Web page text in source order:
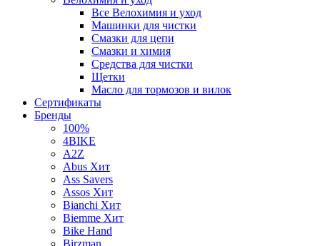
Все Велохимия и уход
Машинки для чистки
Смазки для цепи
Смазки и химия
Средства для чистки
Щетки
Масло для тормозов и вилок
Сертификаты
Бренды
100%
4BIKE
A2Z
Abus Хит
Ass Savers
Assos Хит
Bianchi Хит
Biemme Хит
Bike Hand
Birzman